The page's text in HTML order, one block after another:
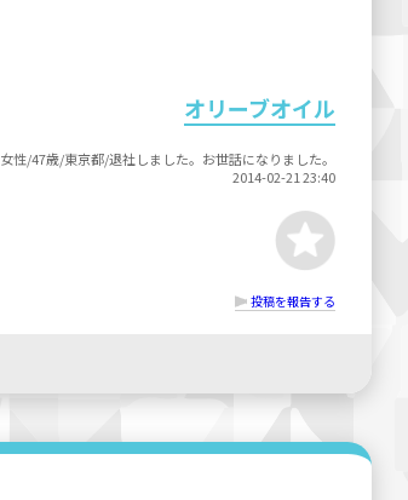
オリーブオイル
女性/47歳/東京都/退社しました。お世話になりました。
2014-02-21 23:40
投稿を報告する